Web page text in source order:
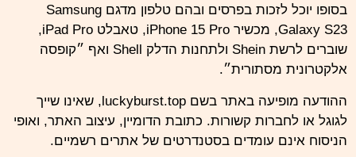
בסופו יוכל לזכות בפרסים ובהם טלפון מדגם Samsung
Galaxy S23, מכשיר iPhone 15 Pro, טאבלט iPad Pro,
שוברים לרשת Shein ולתחנות הדלק Shell ואף ״קופסה
אלקטרונית מסתורית״.
ההודעה מופיעה באתר בשם luckyburst.top, שאינו שייך
לגוגל או לחברות קשורות. כתובת הדומיין, עיצוב האתר, ואופי
הניסוח אינם עומדים בסטנדרטים של אתרים רשמיים.